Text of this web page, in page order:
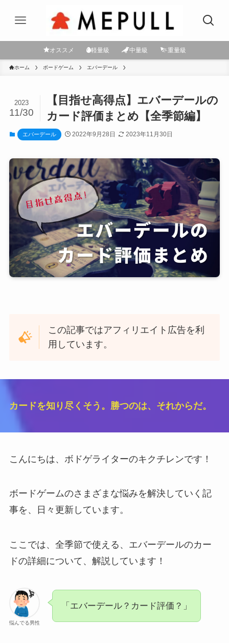
オススメ 軽量級 中量級 重量級
ホーム ボードゲーム エバーデール
【目指せ高得点】エバーデールの
カード評価まとめ【全季節編】
2023
11/30
エバーデール 2022年9月28日 2023年11月30日
この記事ではアフィリエイト広告を利
用しています。
カードを知り尽くそう。勝つのは、それからだ。
こんにちは、ボドゲライターのキクチレンです！
ボードゲームのさまざまな悩みを解決していく記
事を、日々更新しています。
ここでは、全季節で使える、エバーデールのカー
ドの詳細について、解説しています！
悩んでる男性
「エバーデール？カード評価？」